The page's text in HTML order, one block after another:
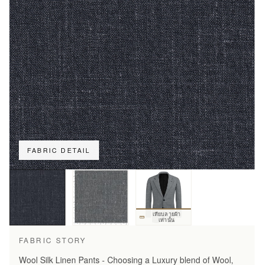
FABRIC DETAIL
เทียบลายผ้า
เท่านั้น
FABRIC STORY
Wool Silk Linen Pants - Choosing a Luxury blend of Wool,